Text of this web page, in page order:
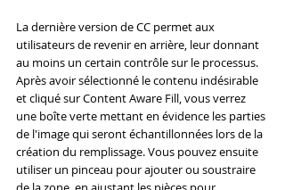
La dernière version de CC permet aux
utilisateurs de revenir en arrière, leur donnant
au moins un certain contrôle sur le processus.
Après avoir sélectionné le contenu indésirable
et cliqué sur Content Aware Fill, vous verrez
une boîte verte mettant en évidence les parties
de l'image qui seront échantillonnées lors de la
création du remplissage. Vous pouvez ensuite
utiliser un pinceau pour ajouter ou soustraire